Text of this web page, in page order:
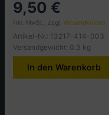
9,50 €
inkl. MwSt., zzgl.Versandkosten
Artikel-Nr.: 13217-414-003
Versandgewicht: 0.3 kg
In den Warenkorb